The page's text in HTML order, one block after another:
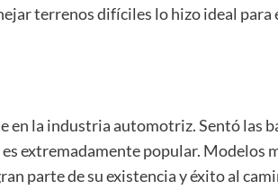
terrenos difíciles lo hizo ideal para
la industria automotriz. Sentó las
extremadamente popular. Modelos
parte de su existencia y éxito al